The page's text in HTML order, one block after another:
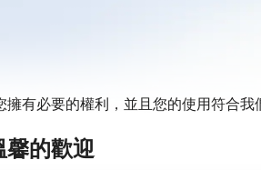
有必要的權利，並且您的使用符合我
馨的歡迎